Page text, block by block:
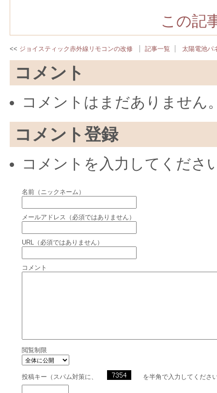
この記
ジョイスティック赤外線リモコンの改修 記事一覧 太陽電池パ
コメント
コメントはまだありません
コメント登録
コメントを入力してくださ
名前（ニックネーム）
メールアドレス（必須ではありません）
URL（必須ではありません）
コメント
閲覧制限
投稿キー（スパム対策に、 を半角で入力してくださ